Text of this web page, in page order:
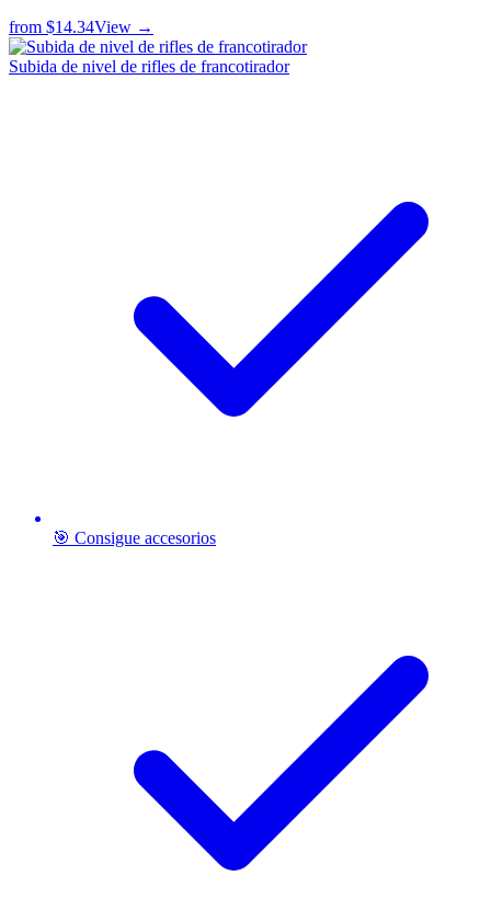
from $14.34View →
Subida de nivel de rifles de francotirador
🎯 Consigue accesorios